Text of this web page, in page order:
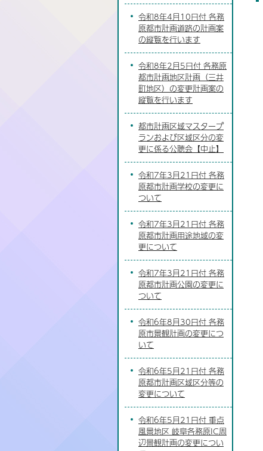
令和8年4月10日付 各務
原都市計画道路の計画案
の縦覧を行います
令和8年2月5日付 各務原
都市計画地区計画（三井
町地区）の変更計画案の
縦覧を行います
都市計画区域マスタープ
ランおよび区域区分の変
更に係る公聴会【中止】
令和7年3月21日付 各務
原都市計画学校の変更に
ついて
令和7年3月21日付 各務
原都市計画用途地域の変
更について
令和7年3月21日付 各務
原都市計画公園の変更に
ついて
令和6年8月30日付 各務
原市景観計画の変更につ
いて
令和6年5月21日付 各務
原都市計画区域区分等の
変更について
令和6年5月21日付 重点
風景地区 岐阜各務原IC周
辺景観計画の変更につい